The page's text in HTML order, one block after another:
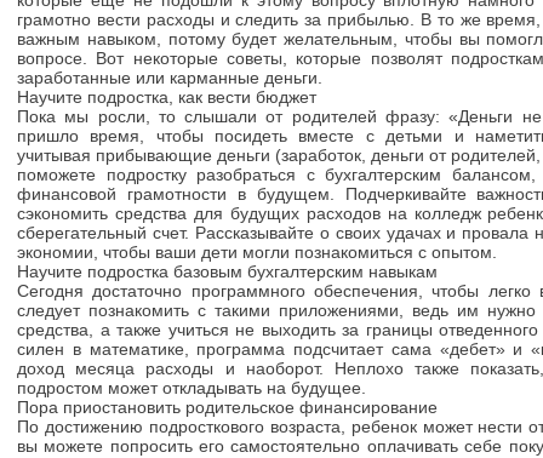
грамотно вести расходы и следить за прибылью. В то же
важным навыком, потому будет желательным, чтобы вы
вопросе. Вот некоторые советы, которые позволят
заработанные или карманные деньги.
Научите подростка, как вести бюджет
Пока мы росли, то слышали от родителей фразу: «Деньги
пришло время, чтобы посидеть вместе с детьми и
учитывая прибывающие деньги (заработок, деньги от
поможете подростку разобраться с бухгалтерским
финансовой грамотности в будущем. Подчеркивайте
сэкономить средства для будущих расходов на колледж
сберегательный счет. Рассказывайте о своих удачах и
экономии, чтобы ваши дети могли познакомиться с опытом.
Научите подростка базовым бухгалтерским навыкам
Сегодня достаточно программного обеспечения, чтобы легко
следует познакомить с такими приложениями, ведь им нужно
средства, а также учиться не выходить за границы
силен в математике, программа подсчитает сама «дебет» и
доход месяца расходы и наоборот. Неплохо также
подростом может откладывать на будущее.
Пора приостановить родительское финансирование
По достижению подросткового возраста, ребенок может нести
вы можете попросить его самостоятельно оплачивать себе